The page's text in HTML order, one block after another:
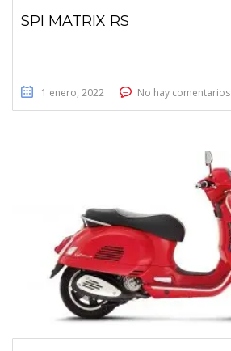
SPI MATRIX RS
1 enero, 2022 No hay comentarios